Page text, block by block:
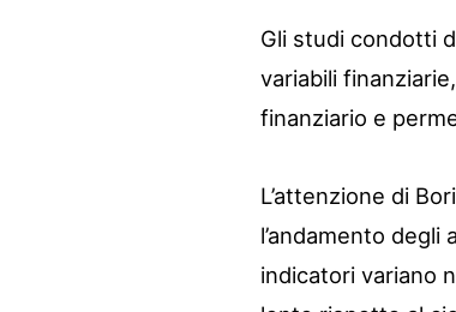
Gli studi condotti
variabili
finanziario e
L’attenzione di
l’andamento
indicatori variano